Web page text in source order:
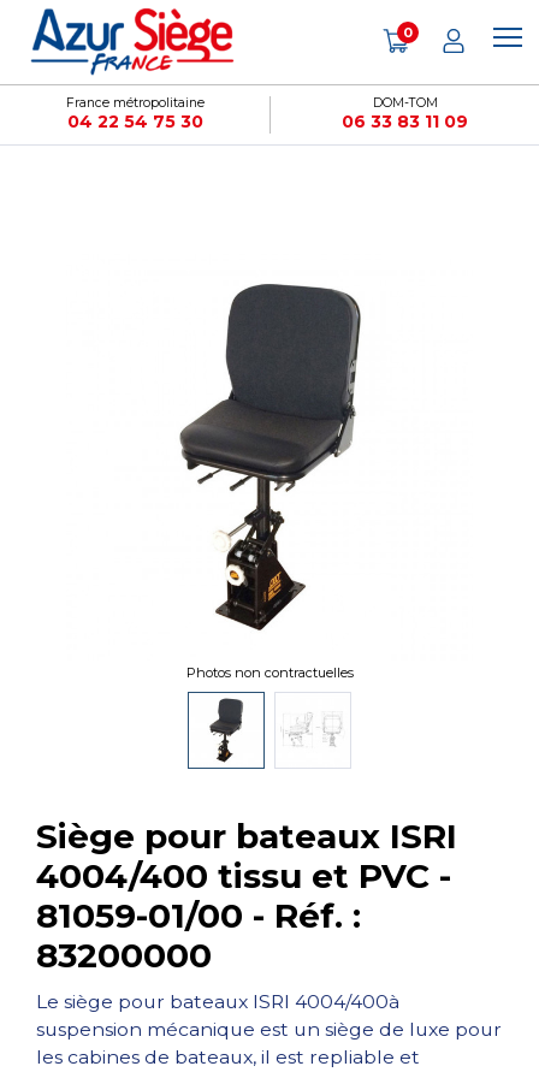
France métropolitaine
04 22 54 75 30
DOM-TOM
06 33 83 11 09
0
Siège pour bateaux ISRI
4004/400 tissu et PVC -
81059-01/00 - Réf. :
83200000
Le siège pour bateaux ISRI 4004/400à
suspension mécanique est un siège de luxe pour
les cabines de bateaux, il est repliable et
Photos non contractuelles
Panneau de gestion des cookies